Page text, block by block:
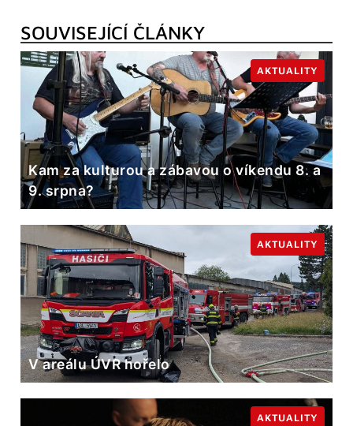
SOUVISEJÍCÍ ČLÁNKY
Kam za kulturou a zábavou o víkendu 8. a
9. srpna?
AKTUALITY
V areálu ÚVR hořelo
AKTUALITY
AKTUALITY